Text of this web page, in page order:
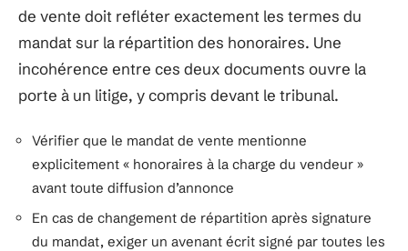
de vente doit refléter exactement les termes du
mandat sur la répartition des honoraires. Une
incohérence entre ces deux documents ouvre la
porte à un litige, y compris devant le tribunal.
Vérifier que le mandat de vente mentionne
explicitement « honoraires à la charge du vendeur »
avant toute diffusion d’annonce
En cas de changement de répartition après signature
du mandat, exiger un avenant écrit signé par toutes les